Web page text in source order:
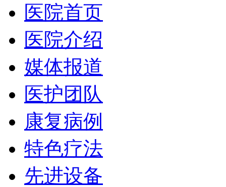
医院首页
医院介绍
媒体报道
医护团队
康复病例
特色疗法
先进设备